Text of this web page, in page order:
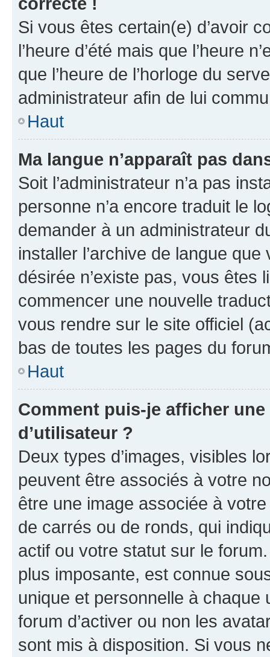
Si vous êtes certain(e) d’avoir
l’heure d’été mais que l’heure
que l’heure de l’horloge du
administrateur afin de lui
Haut
Ma langue n’apparaît pas
Soit l’administrateur n’a pas
personne n’a encore traduit le
demander à un administrateur
installer l’archive de langue
désirée n’existe pas, vous êtes
commencer une nouvelle
vous rendre sur le site officiel
bas de toutes les pages du
Haut
Comment puis-je afficher
d’utilisateur ?
Deux types d’images, visibles
peuvent être associés à votre
être une image associée à
de carrés ou de ronds, qui
actif ou votre statut sur le
plus imposante, est connue
unique et personnelle à chaque
forum d’activer ou non les
sont mis à disposition. Si vous